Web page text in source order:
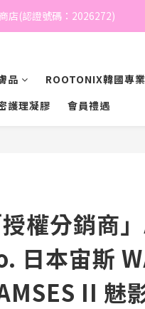
店(認證號碼：2026272)
品 ROOTONIX韓國專
護理凝膠 會員禮遇
授權分銷商
日本宙斯
II 魅